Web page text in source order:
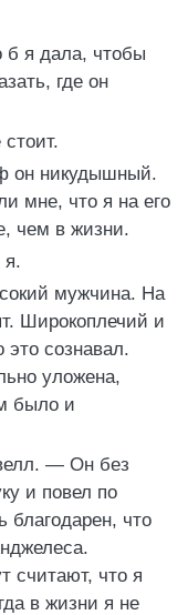
я дала, чтобы
где он
он никудышный.
мне, что я на его
чем в жизни.
я.
мужчина. На
Широкоплечий и
сознавал.
уложена,
было и
— Он без
и повел по
благодарен, что
считают, что я
в жизни я не